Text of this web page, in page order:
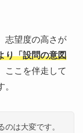
志望度の高さが
り「設問の意図
ここを伴走して
のは大変です。